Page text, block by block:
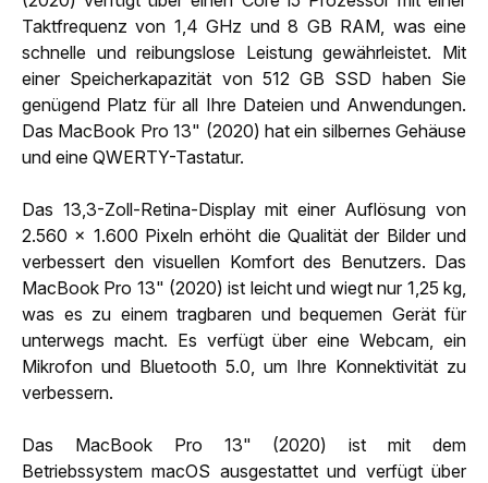
Taktfrequenz von 1,4 GHz und 8 GB RAM, was eine
schnelle und reibungslose Leistung gewährleistet. Mit
einer Speicherkapazität von 512 GB SSD haben Sie
genügend Platz für all Ihre Dateien und Anwendungen.
Das MacBook Pro 13" (2020) hat ein silbernes Gehäuse
und eine QWERTY-Tastatur.
Das 13,3-Zoll-Retina-Display mit einer Auflösung von
2.560 x 1.600 Pixeln erhöht die Qualität der Bilder und
verbessert den visuellen Komfort des Benutzers. Das
MacBook Pro 13" (2020) ist leicht und wiegt nur 1,25 kg,
was es zu einem tragbaren und bequemen Gerät für
unterwegs macht. Es verfügt über eine Webcam, ein
Mikrofon und Bluetooth 5.0, um Ihre Konnektivität zu
verbessern.
Das MacBook Pro 13" (2020) ist mit dem
Betriebssystem macOS ausgestattet und verfügt über